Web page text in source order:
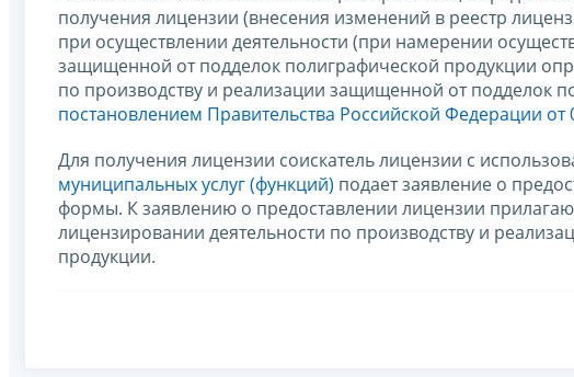
получения лицензии (внесения изменений в реестр
при осуществлении деятельности (при намерении
защищенной от подделок полиграфической продукции
по производству и реализации защищенной от подделок
постановлением Правительства Российской Федерации от
Для получения лицензии соискатель лицензии с
муниципальных услуг (функций) подает заявление о
формы. К заявлению о предоставлении лицензии
лицензировании деятельности по производству и
продукции.